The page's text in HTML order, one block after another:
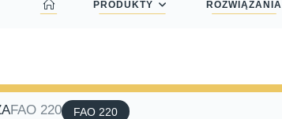
PRODUKTY ROZWIĄZANIA
FAO 220 FAO 220